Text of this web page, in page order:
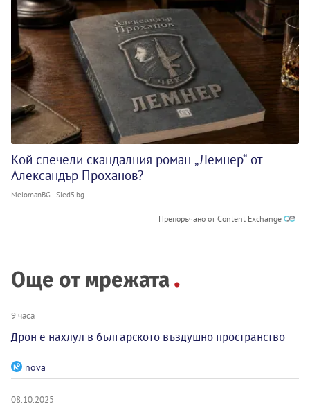
Кой спечели скандалния роман „Лемнер“ от
Александър Проханов?
MelomanBG - Sled5.bg
Препоръчано от Content Exchange
Още от мрежата
9 часа
Дрон е нахлул в българското въздушно пространство
nova
08.10.2025